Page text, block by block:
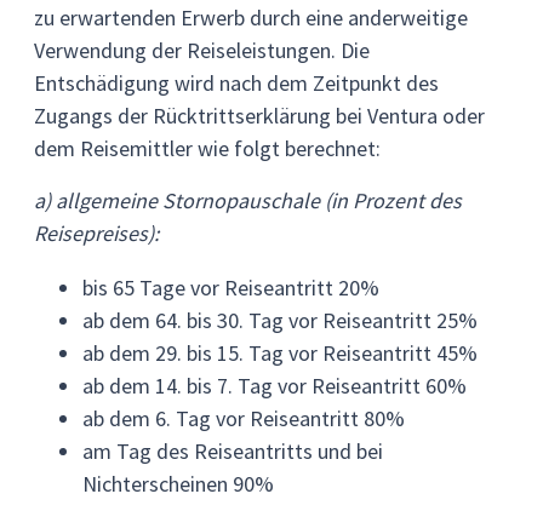
zu erwartenden Erwerb durch eine anderweitige
Verwendung der Reiseleistungen. Die
Entschädigung wird nach dem Zeitpunkt des
Zugangs der Rücktrittserklärung bei Ventura oder
dem Reisemittler wie folgt berechnet:
a) allgemeine Stornopauschale (in Prozent des
Reisepreises):
bis 65 Tage vor Reiseantritt 20%
ab dem 64. bis 30. Tag vor Reiseantritt 25%
ab dem 29. bis 15. Tag vor Reiseantritt 45%
ab dem 14. bis 7. Tag vor Reiseantritt 60%
ab dem 6. Tag vor Reiseantritt 80%
am Tag des Reiseantritts und bei
Nichterscheinen 90%